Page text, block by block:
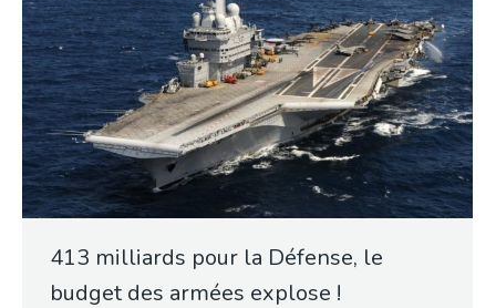
413 milliards pour la Défense, le
budget des armées explose !